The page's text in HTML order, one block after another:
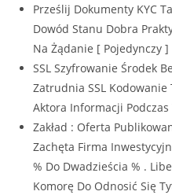
Prześlij Dokumenty KYC
Dowód Stanu Dobra
Na Żądanie [ Pojedynczy ]
SSL Szyfrowanie Środek
Zatrudnia SSL
Aktora Informacji
Zakład : Oferta
Zachęta Firma
% Do Dwadzieścia % .
Komorę Do Odnosić Się